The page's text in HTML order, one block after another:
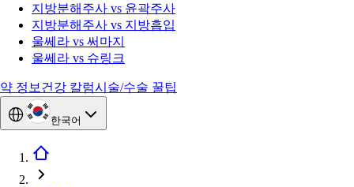
지방분해주사 vs 윤곽주사
지방분해주사 vs 지방흡입
울쎄라 vs 써마지
울쎄라 vs 슈링크
약 정보 건강 칼럼시술/수술 꿀팁
한국어